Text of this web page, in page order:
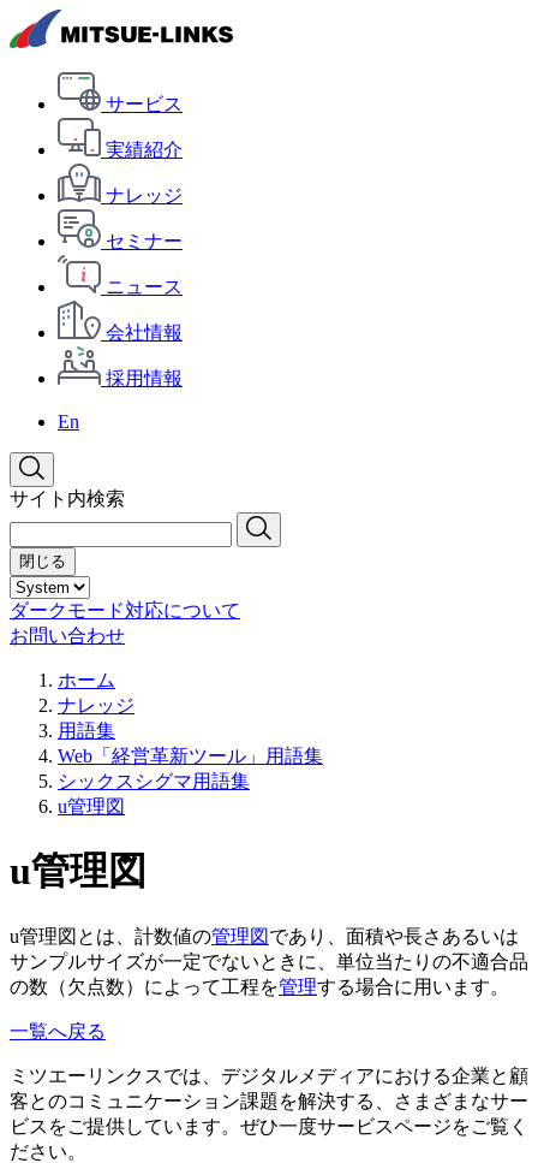
サービス
実績紹介
ナレッジ
セミナー
ニュース
会社情報
採用情報
En
サイト内検索
閉じる
ダークモード対応について
お問い合わせ
ホーム
ナレッジ
用語集
Web「経営革新ツール」用語集
シックスシグマ用語集
u管理図
u管理図
u管理図とは、計数値の管理図 であり、面積や長さあるいは
サンプルサイズが一定でないときに、単位当たりの不適合品
の数（欠点数）によって工程を管理する場合に用います。
一覧へ戻る
ミツエーリンクスでは、デジタルメディアにおける企業と顧
客とのコミュニケーション課題を解決する、さまざまなサー
ビスをご提供しています。ぜひ一度サービスページをご覧く
ださい。